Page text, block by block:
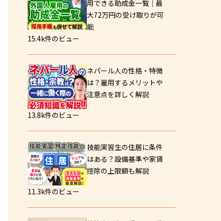
用できる助成金一覧｜最
大72万円の受け取りが可
能
15.4k件のビュー
ネパール人の性格・特徴
は？雇用するメリットや
注意点を詳しく解説
13.8k件のビュー
技能実習生の住居に条件
はある？設備基準や家賃
控除の上限額も解説
11.3k件のビュー